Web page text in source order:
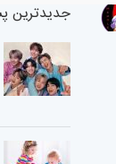
جدیدترین